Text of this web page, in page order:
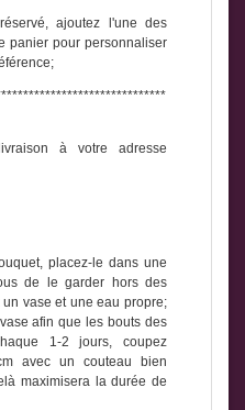
ajoutez l'une des
panier pour personnaliser
à votre adresse
placez-le dans une
de le garder hors des
vase et une eau propre;
afin que les bouts des
1-2 jours, coupez
avec un couteau bien
maximisera la durée de